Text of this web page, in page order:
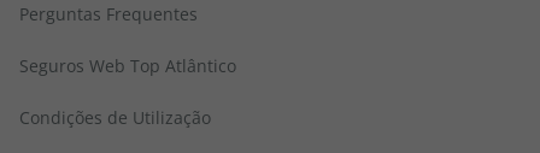
Perguntas Frequentes
Seguros Web Top Atlântico
Condições de Utilização